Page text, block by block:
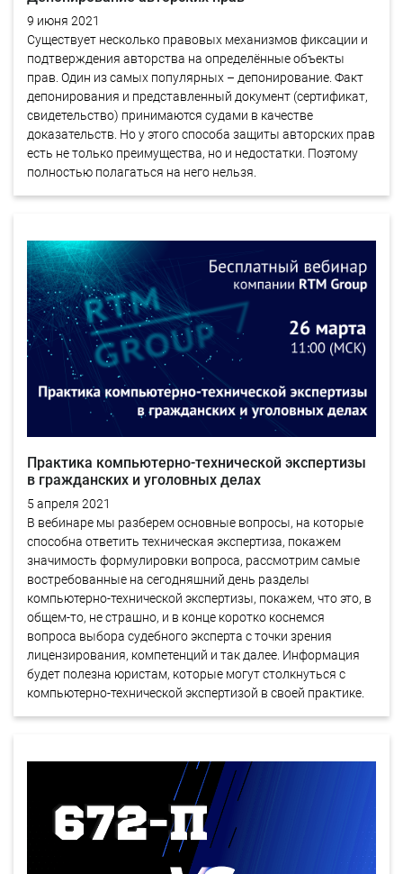
9 июня 2021
Существует несколько правовых механизмов фиксации и
подтверждения авторства на определённые объекты
прав. Один из самых популярных – депонирование. Факт
депонирования и представленный документ (сертификат,
свидетельство) принимаются судами в качестве
доказательств. Но у этого способа защиты авторских прав
есть не только преимущества, но и недостатки. Поэтому
полностью полагаться на него нельзя.
Практика компьютерно-технической экспертизы
в гражданских и уголовных делах
5 апреля 2021
В вебинаре мы разберем основные вопросы, на которые
способна ответить техническая экспертиза, покажем
значимость формулировки вопроса, рассмотрим самые
востребованные на сегодняшний день разделы
компьютерно-технической экспертизы, покажем, что это, в
общем-то, не страшно, и в конце коротко коснемся
вопроса выбора судебного эксперта с точки зрения
лицензирования, компетенций и так далее. Информация
будет полезна юристам, которые могут столкнуться с
компьютерно-технической экспертизой в своей практике.